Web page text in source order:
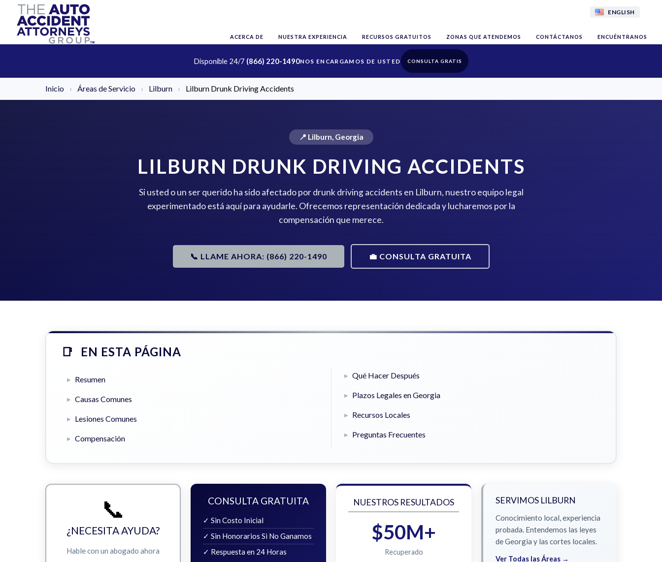
ENGLISH
ACERCA DE NUESTRA EXPERIENCIA RECURSOS GRATUITOS ZONAS QUE ATENDEMOS CONTÁCTANOS ENCUÉNTRANOS
Disponible 24/7 (866) 220-1490 CONSULTA GRATIS
Inicio › Áreas de Servicio › Lilburn › Lilburn Drunk Driving Accidents
📍 Lilburn, Georgia
LILBURN DRUNK DRIVING ACCIDENTS
Si usted o un ser querido ha sido afectado por drunk driving accidents en Lilburn, nuestro equipo legal
experimentado está aquí para ayudarle. Ofrecemos representación dedicada y lucharemos por la
compensación que merece.
📞 LLAME AHORA: (866) 220-1490 💼 CONSULTA GRATUITA
EN ESTA PÁGINA
Resumen
Causas Comunes
Lesiones Comunes
Compensación
Qué Hacer Después
Plazos Legales en Georgia
Recursos Locales
Preguntas Frecuentes
📞
¿NECESITA AYUDA?
Hable con un abogado ahora
CONSULTA GRATUITA
✓ Sin Costo Inicial
✓ Sin Honorarios Si No Ganamos
✓ Respuesta en 24 Horas
NUESTROS RESULTADOS
$50M+
Recuperado
SERVIMOS LILBURN
Conocimiento local, experiencia
probada. Entendemos las leyes
de Georgia y las cortes locales.
Ver Todas las Áreas →